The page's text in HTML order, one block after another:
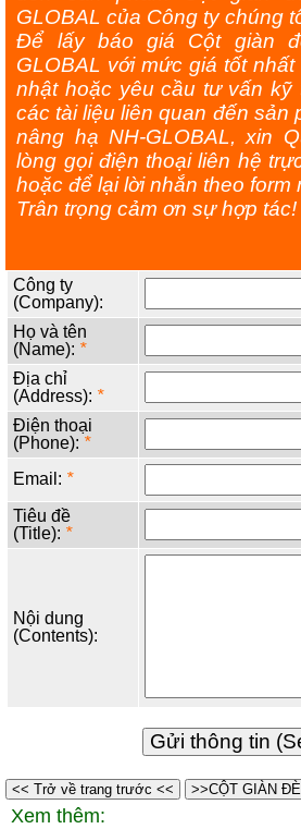
GLOBAL của Công ty chúng
Để lấy báo giá Cột giàn
GLOBAL với mức giá tốt
nhật hoặc yêu cầu tư vấn kỹ
các tài liệu liên quan đến sản
nâng hạ NH-GLOBAL, xin
lòng gọi điện thoại liên hệ
hoặc để lại lời nhắn theo form
Trân trọng cảm ơn sự hợp tác!
Công ty
(Company):
Họ và tên
(Name): *
Địa chỉ
(Address): *
Điện thoại
(Phone): *
Email: *
Tiêu đề
(Title): *
Nội dung
(Contents):
<< Trở về trang trước << >>CỘT GIÀN
Xem thêm: